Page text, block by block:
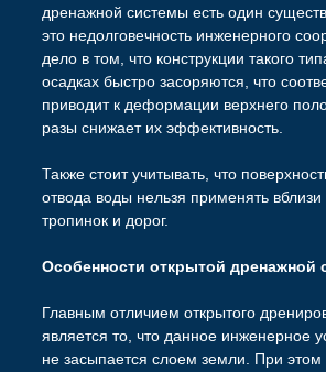
дренажной системы есть один
это недолговечность инженерного
дело в том, что конструкции такого
осадках быстро засоряются, что
приводит к деформации верхнего
разы снижает их эффективность.
Также стоит учитывать, что
отвода воды нельзя применять
тропинок и дорог.
Особенности открытой дренажной
Главным отличием открытого
является то, что данное инженерное
не засыпается слоем земли. При этом